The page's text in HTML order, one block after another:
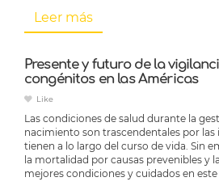
Leer más
Presente y futuro de la
congénitos en las Américas
Like
Las condiciones de salud durante la
nacimiento son trascendentales por
tienen a lo largo del curso de vida. Sin
la mortalidad por causas prevenibles y
mejores condiciones y cuidados en